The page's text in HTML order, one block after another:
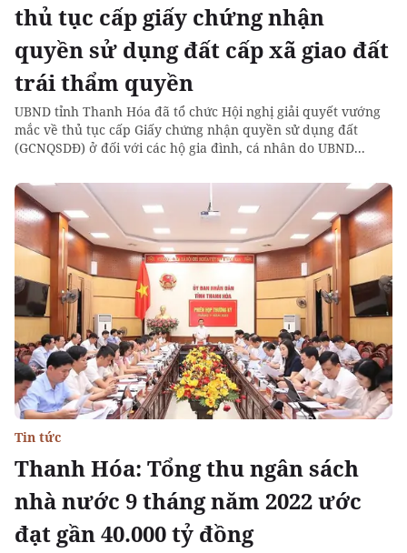
thủ tục cấp giấy chứng nhận
quyền sử dụng đất cấp xã giao đất
trái thẩm quyền
UBND tỉnh Thanh Hóa đã tổ chức Hội nghị giải quyết vướng
mắc về thủ tục cấp Giấy chứng nhận quyền sử dụng đất
(GCNQSDĐ) ở đối với các hộ gia đình, cá nhân do UBND...
Thanh Hóa: Tổng thu ngân sách
nhà nước 9 tháng năm 2022 ước
đạt gần 40.000 tỷ đồng
Tin tức